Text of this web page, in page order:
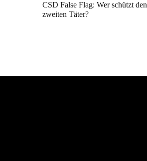
CSD False Flag: Wer schützt den
zweiten Täter?